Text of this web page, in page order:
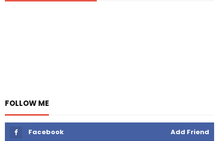
FOLLOW ME
Facebook Add Friend